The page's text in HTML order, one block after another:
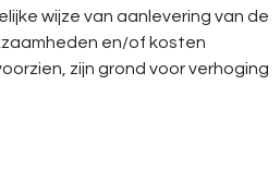
wijze van aanlevering van de
en/of kosten
zijn grond voor verhoging